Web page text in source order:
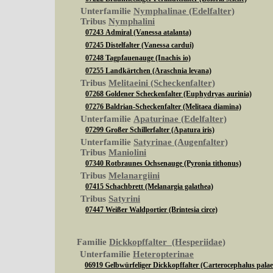
Unterfamilie Nymphalinae (Edelfalter)
Tribus Nymphalini
07243 Admiral (Vanessa atalanta)
07245 Distelfalter (Vanessa cardui)
07248 Tagpfauenauge (Inachis io)
07255 Landkärtchen (Araschnia levana)
Tribus Melitaeini (Scheckenfalter)
07268 Goldener Scheckenfalter (Euphydryas aurinia)
07276 Baldrian-Scheckenfalter (Melitaea diamina)
Unterfamilie Apaturinae (Edelfalter)
07299 Großer Schillerfalter (Apatura iris)
Unterfamilie Satyrinae (Augenfalter)
Tribus Maniolini
07340 Rotbraunes Ochsenauge (Pyronia tithonus)
Tribus Melanargiini
07415 Schachbrett (Melanargia galathea)
Tribus Satyrini
07447 Weißer Waldportier (Brintesia circe)
Familie Dickkopffalter (Hesperiidae)
Unterfamilie Heteropterinae
06919 Gelbwürfeliger Dickkopffalter (Carterocephalus